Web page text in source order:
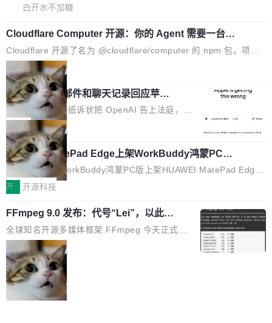
9 编写的流式 XML 解析器，MIT 许可证。和 libxml2 一样，它是
无数的基础设施软件，很可能都在用它。而过去十年，维护它的人
一直在用业余...
dow 包含多项增强功能： <ul> <li>现在建议列表会显示更多结果，
s://bugzilla.mozilla.org/show_bug.cgi?id=2019042">Bug&nbsp;
2019042</a>）</li> <li>现在，助手可以直接使用 Exa 的网络搜索
结果回答问题，而无需将问题转交给搜索引擎。（<a href="http
s://bugzilla.mozilla.org/show_bug.cgi?id=204...
白开水不加糖
Cloudflare Computer 开源：你的 Agent 需要一台电
脑，而不是一个容器
Cloudflare 开源了名为 @cloudflare/computer 的 npm 包。项目
的核心论点是：容器不适合 Agent 计算。真正适合的，是 Isolat
e。 Cloudflare 工程师在这件事上没什么可谦虚的——他们用 Wor
kers 跑了十年 Isolate。用 CEO Matthew Prince 的话说：「我们
一生都在用 Isolate 运行代码，而 AI Agent 不需要容器，它们需要
的是 Isolate。」 容器为什么不合适 容器的问题在于启动和销毁都
太重了。一个 Agent 要执行的任务可能只需要几毫秒的 CPU 时
间，但容器从冷启动到就绪要花数秒。如果未来有十...
局
OpenAI 公开邮件和聊天记录回应苹果
诉讼，称“Apple is getting this wron
g”
上个月，苹果一纸诉状把 OpenAI 告上法庭，指
控其挖角苹果前员工并窃取商业秘密。苹果的诉
状把 OpenAI 描述成一个系统性地从前东家挖
人、套取机密信息的对手。 OpenAI 没发律师
函，也没选择庭外沉默。它在官网贴了一篇博
文，标题只有六个字：Apple is getting this wro
录全贴了出来。 他发错人了 苹果外部律师 Gabr
iel Gross 来自 Weil 律所，2 月 23 日下午 5:53
给 OpenAI 总法律顾问 Che Chang 发了封邮
件，附了一封长信，要求 OpenAI 配合调查前苹
果员工带走机密信...
局
HUAWEI MatePad Edge上架WorkBuddy鸿蒙PC
版，说话就能干活的AI办公搭子
全能AI工作台WorkBuddy鸿蒙PC版上架HUAWEI MatePad Edge
应用市场，直接下载即可使用，与鸿蒙电脑上的体验一致。值得一
品，搭载“人机双写”重磅功能——你写你的，AI写AI的，同屏协作
互不干扰。一句话让AI帮你干活，现在开启全新体验！ 温馨提示：
体验WorkBuddy鸿蒙PC版前，请将 HUAWEI MatePad Edge 升级
至 HarmonyOS 6.1.0.135SP9 patch03及以上版本。 *升级路径：
设置 > 搜索“软件更新” > 检查更新，即可搜索新版本，下载安装完
成升级即可。 没有...
开 开源科技
FFmpeg 9.0 发布：代号“Lei”，以此纪
念中国开发者雷霄骅
全球知名开源多媒体框架 FFmpeg 今天正式发
布了 9.0 版本。这个版本除了带来新一代音视频
处理能力和硬件加速支持之外，还有一个特殊之
处：FFmpeg 9.0 的代号是“Lei”。 这个名字，
来自中国开发者雷霄骅（Lei Xiaohua）。 对于
很多中国音视频开发者而言，这个名字并不陌
局